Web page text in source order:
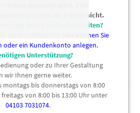
durch uns erfolgt nicht.
und später weiterbearbeiten?
Hier können Sie
oder ein Kundenkonto anlegen.
Unterstützung?
oder zu Ihrer Gestaltung
wir Ihnen gerne weiter.
montags bis donnerstags von 8:00
von 8:00 bis 13:00 Uhr unter
04103 7031074.